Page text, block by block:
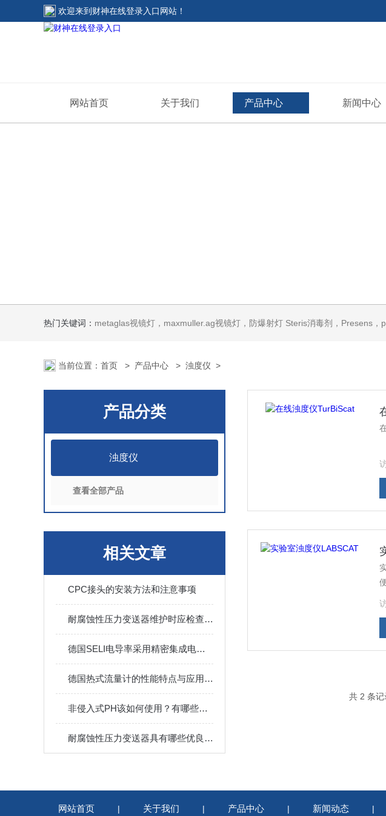
欢迎来到 财神在线登录入口网站 ！
网站首页 关于我们 产品中心 新闻中心
热门关键词： metaglas视镜灯，maxmuller.ag视镜灯，防爆射灯 Steris消毒剂，Presens，ph和溶氧，鲁米星
当前位置： 首页 > 产品中心 > 浊度仪 >
产品分类
浊度仪
查看全部产品
相关文章
CPC接头的安装方法和注意事项
耐腐蚀性压力变送器维护时应检查安装孔的尺寸
德国SELI电导率采用精密集成电路和电子元件组装
德国热式流量计的性能特点与应用场景
非侵入式PH该如何使用？有哪些特点你知道吗？
耐腐蚀性压力变送器具有哪些优良性能？日常应怎样保养？
共 2 条
网站首页 | 关于我们 | 产品中心 | 新闻动态 |